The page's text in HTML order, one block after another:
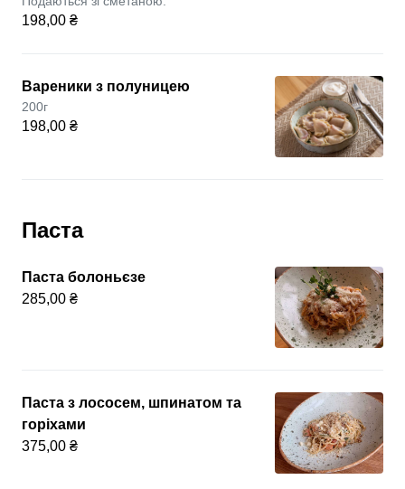
198,00 ₴
Вареники з полуницею
200г
198,00 ₴
Паста
Паста болоньєзе
285,00 ₴
Паста з лососем, шпинатом та
горіхами
375,00 ₴